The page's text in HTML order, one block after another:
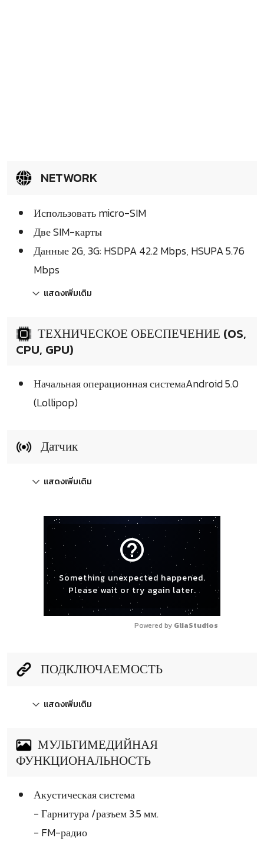
NETWORK
Использовать micro-SIM
Две SIM-карты
Данные 2G, 3G: HSDPA 42.2 Mbps, HSUPA 5.76
Mbps
แสดงเพิ่มเติม
ТЕХНИЧЕСКОЕ ОБЕСПЕЧЕНИЕ (OS,
CPU, GPU)
Начальная операционная системаAndroid 5.0
(Lollipop)
Датчик
แสดงเพิ่มเติม
help_outline
Something unexpected happened.
Please wait or try again later.
Powered by GliaStudios
ПОДКЛЮЧАЕМОСТЬ
แสดงเพิ่มเติม
МУЛЬТИМЕДИЙНАЯ
ФУНКЦИОНАЛЬНОСТЬ
Акустическая система
- Гарнитура /разъем 3.5 мм.
- FM-радио